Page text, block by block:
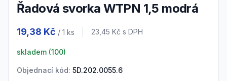
Řadová svorka WTPN 1,5 modrá
19,38 Kč / 1 ks Cena s DPH
23,45 Kč s DPH
skladem (100)
Objednací kód: 5D.202.0055.6